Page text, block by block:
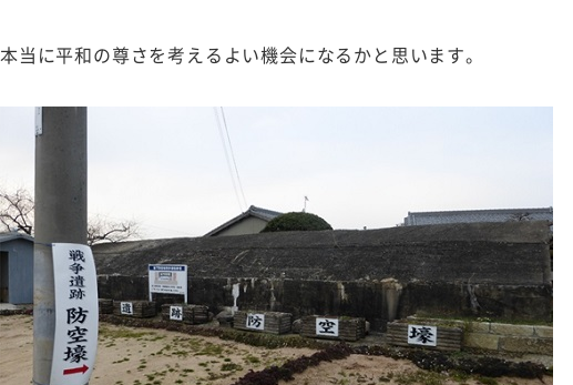
本当に平和の尊さを考えるよい機会になるかと思います。